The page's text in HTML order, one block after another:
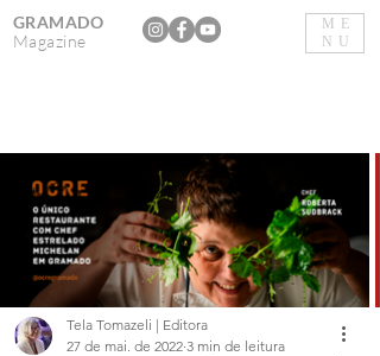
ME
NU
GRAMADO
Magazine
Tela Tomazeli | Editora
27 de mai. de 2022 3 min de leitura